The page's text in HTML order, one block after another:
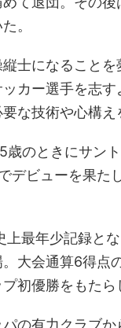
。
士になることを
カー選手を志す
な技術や心構え
歳のときにサン
デビューを果た
上最年少記録と
大会通算6得点
初優勝をもたら
の有力クラブか